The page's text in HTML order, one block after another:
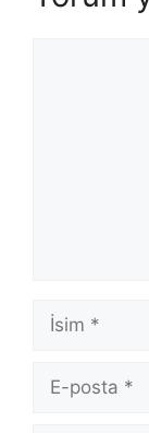
İsim
posta